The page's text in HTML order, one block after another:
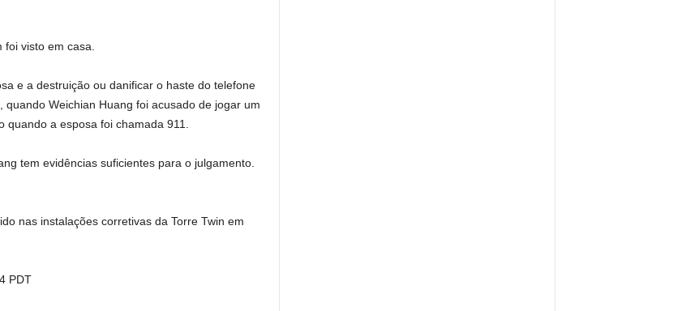
visto em casa.
e a destruição ou danificar o haste do telefone
Weichian Huang foi acusado de jogar um
a esposa foi chamada 911.
tem evidências suficientes para o julgamento.
nas instalações corretivas da Torre Twin em
PDT